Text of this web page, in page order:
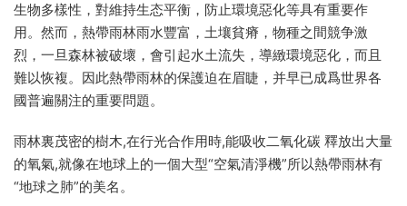
生物多樣性，對維持生态平衡，防止環境惡化等具有重要作
用。然而，熱帶雨林雨水豐富，土壤貧瘠，物種之間競争激
烈，一旦森林被破壞，會引起水土流失，導緻環境惡化，而且
難以恢複。因此熱帶雨林的保護迫在眉睫，并早已成爲世界各
國普遍關注的重要問題。
雨林裏茂密的樹木,在行光合作用時,能吸收二氧化碳 釋放出大量
的氧氣,就像在地球上的一個大型“空氣清淨機”所以熱帶雨林有
“地球之肺”的美名。